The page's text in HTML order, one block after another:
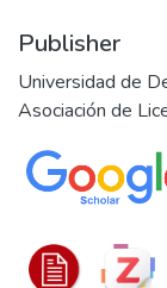
Publisher
Universidad de
Asociación de